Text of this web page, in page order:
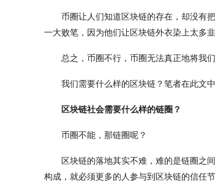
币圈让人们知道区块链的存在，却没有
一大败笔，因为他们让区块链外衣染上太多韭
总之，币圈不行，币圈无法真正地将我
我们需要什么样的区块链？笔者在此文中
区块链社会需要什么样的链圈？
币圈不能，那链圈呢？
区块链的落地其实不难，难的是链圈之
构成，就必须更多的人参与到区块链的信任节